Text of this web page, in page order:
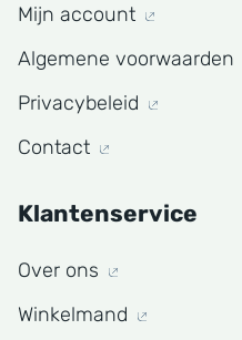
Mijn account
Algemene voorwaarden
Privacybeleid
Contact
Klantenservice
Over ons
Winkelmand